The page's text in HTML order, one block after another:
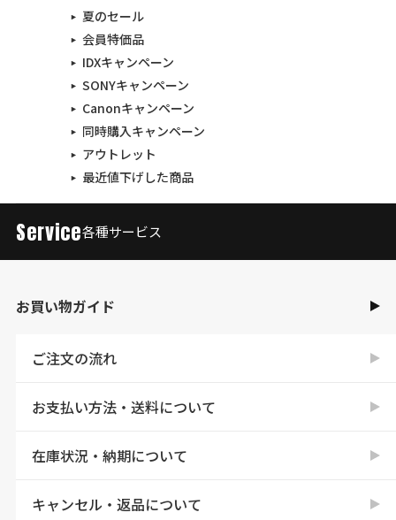
夏のセール
会員特価品
IDXキャンペーン
SONYキャンペーン
Canonキャンペーン
同時購入キャンペーン
アウトレット
最近値下げした商品
Service各種サービス
お買い物ガイド
ご注文の流れ
お支払い方法・送料について
在庫状況・納期について
キャンセル・返品について